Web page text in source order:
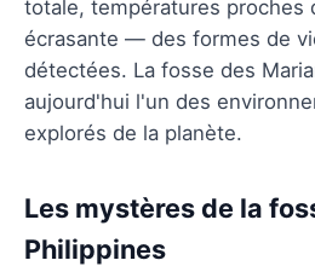
totale, températures proches
écrasante — des formes de
détectées. La fosse des
aujourd'hui l'un des
explorés de la planète.
Les mystères de la
Philippines